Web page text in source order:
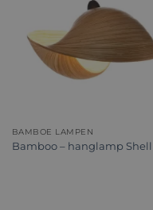
BAMBOE LAMPEN
Bamboo – hanglamp Shell